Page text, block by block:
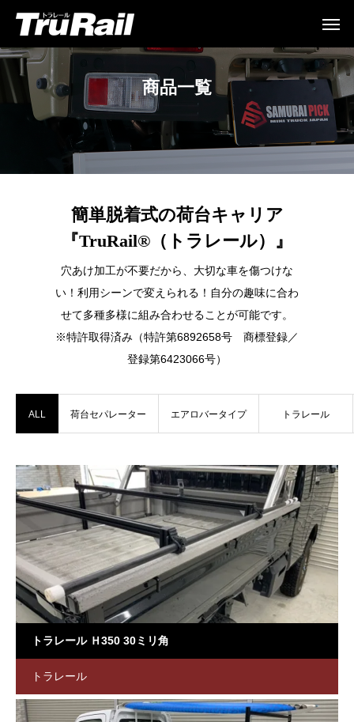
商品一覧
簡単脱着式の荷台キャリア
『TruRail®（トラレール）』
穴あけ加工が不要だから、大切な車を傷つけな
い！利用シーンで変えられる！自分の趣味に合わ
せて多種多様に組み合わせることが可能です。
※特許取得済み（特許第6892658号 商標登録／
登録第6423066号）
ALL 荷台セパレーター エアロバータイプ トラレール
トラレール Ｈ350 30ミリ角
トラレール